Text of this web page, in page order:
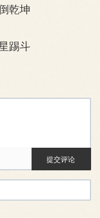
乾坤
踢斗
提交评论